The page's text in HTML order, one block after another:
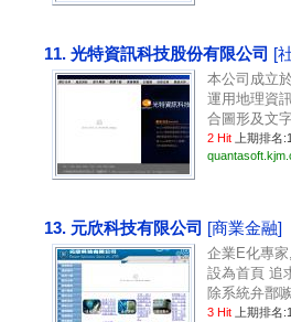
11. 光特資訊科技股份有限公司 [
本公司成立
運用地理資
合圖形及文
2 Hit 上期排名
13. 元欣科技有限公司 [商業金融]
企業E化專
設為首頁 追
除系統弁鄑
3 Hit 上期排名